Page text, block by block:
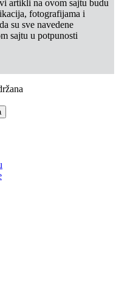
artikli na ovom sajtu budu
fotografijama i
su sve navedene
sajtu u potpunosti